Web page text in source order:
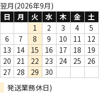
翌月(2026年9月)
日
月 火 水 木 金
土
1
2 3 4
5
6
7 8 9 10 11
12
13
14 15 16 17 18
19
20
21 22 23 24 25
26
27
28 29
30
発送業務休日)